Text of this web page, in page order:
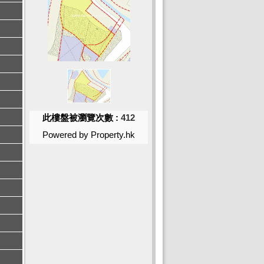
此樓盤被瀏覽次數 : 412
Powered by Property.hk